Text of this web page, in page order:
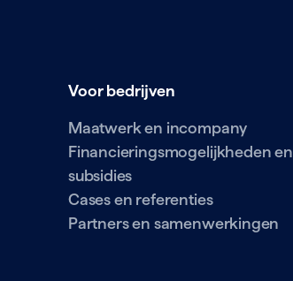
Voor bedrijven
Maatwerk en incompany
Financieringsmogelijkheden en
subsidies
Cases en referenties
Partners en samenwerkingen